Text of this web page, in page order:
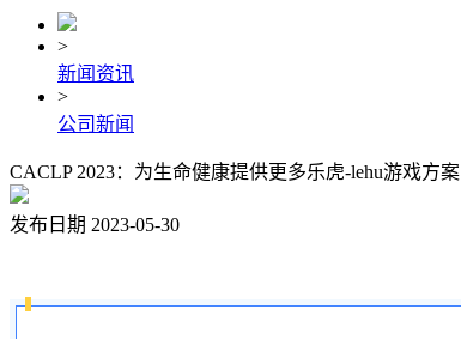
>
新闻资讯
>
公司新闻
CACLP 2023：为生命健康提供更多乐虎-lehu游戏方案
发布日期 2023-05-30